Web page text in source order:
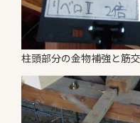
柱頭部分の金物補強と筋